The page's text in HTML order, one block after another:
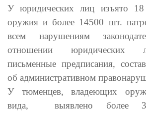
У юридических лиц изъято 18
оружия и более 14500 шт.
всем нарушениям
отношении юридических
письменные предписания,
об административном
У тюменцев, владеющих
вида, выявлено более